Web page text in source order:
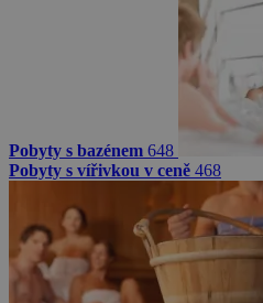
Pobyty s bazénem 648
Pobyty s vířivkou v ceně 468